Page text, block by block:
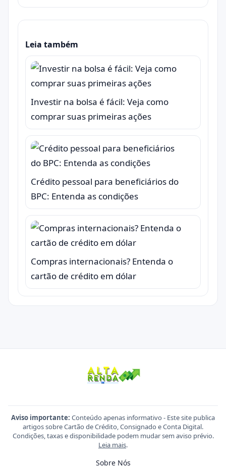
Leia também
Investir na bolsa é fácil: Veja como
comprar suas primeiras ações
Crédito pessoal para beneficiários do
BPC: Entenda as condições
Compras internacionais? Entenda o
cartão de crédito em dólar
Aviso importante: Conteúdo apenas informativo - Este site publica
artigos sobre Cartão de Crédito, Consignado e Conta Digital.
Condições, taxas e disponibilidade podem mudar sem aviso prévio.
Leia mais.
Sobre Nós